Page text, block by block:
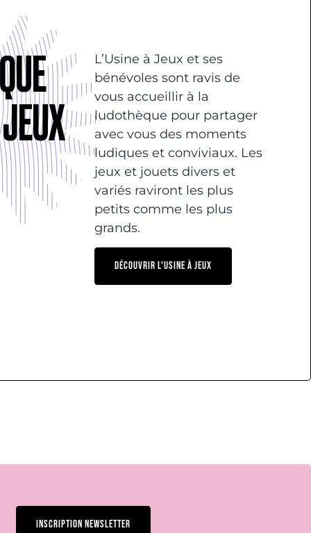
L’Usine à Jeux et ses
bénévoles sont ravis de
vous accueillir à la
ludothèque pour partager
avec vous des moments
ludiques et conviviaux. Les
jeux et jouets divers et
variés raviront les plus
petits comme les plus
grands.
DÉCOUVRIR L'USINE À JEUX
INSCRIPTION NEWSLETTER